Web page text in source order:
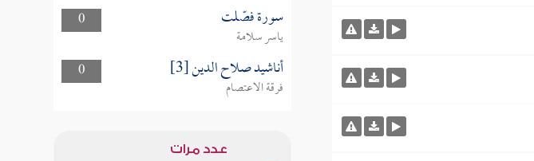
0
سورة فصّلت
ياسر سلامة
0
أناشيد صلاح الدين [3]
فرقة الاعتصام
عدد مرات